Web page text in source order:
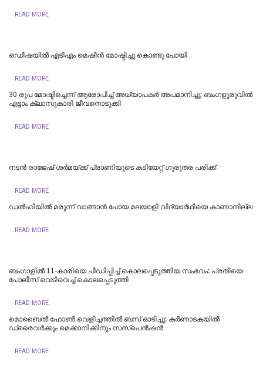
READ MORE
ഒഡീഷയിൽ എടിഎം മെഷീൻ മോഷ്ടിച്ചു കൊണ്ടു പോയി
READ MORE
30 രൂപ മോഷ്ടിച്ചെന്ന് ആരോപിച്ച് അധ്യാപകർ അപമാനിച്ചു; ബംഗളൂരുവിൽ
എട്ടാം ക്ലാസുകാരി ജീവനൊടുക്കി
READ MORE
നടൻ രാജേഷ് ശർമയ്ക്ക് പ്രാണിയുടെ കടിയേറ്റ് ഗുരുതര പരിക്ക്
READ MORE
ഡല്‍ഹിയില്‍ മരുന്ന് വാങ്ങാൻ പോയ മലയാളി വിദ്യാർഥിയെ കാണാനില്ല
READ MORE
ബംഗാളിൽ 11-കാരിയെ പീഡിപ്പിച്ച് കൊലപ്പെടുത്തിയ സംഭവം: പ്രതിയെ
പോലീസ് വെടിവെച്ച് കൊലപ്പെടുത്തി
READ MORE
മൊബൈൽ ഫോൺ വെളിച്ചത്തിൽ ബസ് ഓടിച്ചു: കർണാടകയിൽ
ഡ്രൈവർക്കും മെക്കാനിക്കിനും സസ്പെൻഷൻ
READ MORE